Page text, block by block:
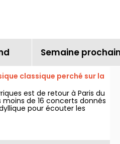
Semaine
classique perché sur la
est de retour à Paris du
moins de 16 concerts donnés
pour écouter les